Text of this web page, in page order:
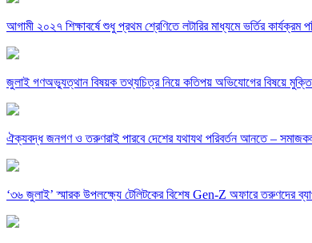
আগামী ২০২৭ শিক্ষাবর্ষে শুধু প্রথম শ্রেণিতে লটারির মাধ্যমে ভর্তির কার্যক্রম
জুলাই গণঅভ্যুত্থান বিষয়ক তথ্যচিত্র নিয়ে কতিপয় অভিযোগের বিষয়ে
ঐক্যবদ্ধ জনগণ ও তরুণরাই পারবে দেশের যথাযথ পরিবর্তন আনতে –
‘৩৬ জুলাই’ স্মারক উপলক্ষ্যে টেলিটকের বিশেষ Gen-Z অফারে তরুণদের